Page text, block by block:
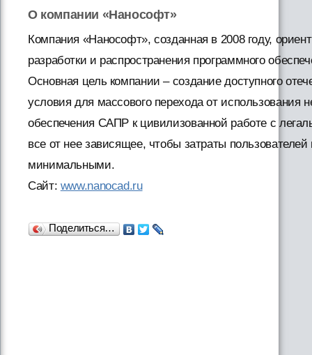
О компании «Нанософт»
Компания «Нанософт», созданная в 2008 году,
разработки и распространения программного
Основная цель компании – создание доступного
условия для массового перехода от использования
обеспечения САПР к цивилизованной работе с
все от нее зависящее, чтобы затраты
минимальными.
Сайт: www.nanocad.ru
Поделиться…